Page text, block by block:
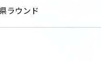
ラウンド